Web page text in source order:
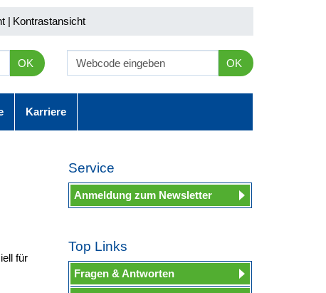
| Kontrastansicht
OK OK
Karriere
für
Service
Anmeldung zum Newsletter
Top Links
Fragen & Antworten